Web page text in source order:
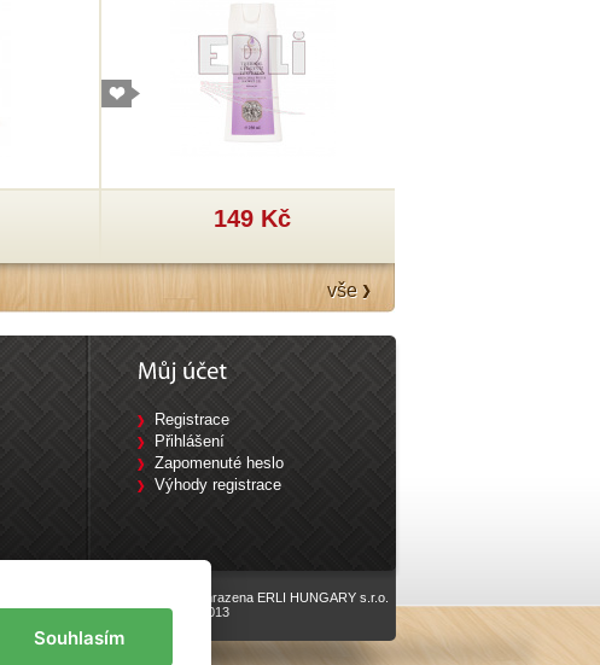
149 Kč
vše
Registrace
Přihlášení
Zapomenuté heslo
Výhody registrace
Všechna práva vyhrazena ERLI HUNGARY s.r.o.
vyrobiloEline.cz , 2013
Souhlasím